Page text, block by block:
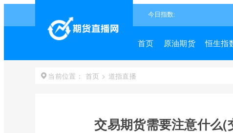
首页 原油期货 恒生指
当前位置： 首页 > 道指直播
交易期货需要注意什么